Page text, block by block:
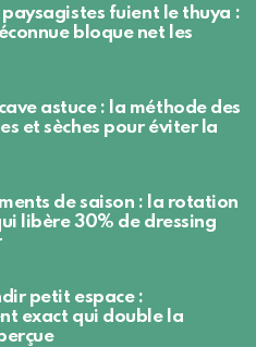
paysagistes fuient le thuya :
bloque net les
astuce : la méthode des
et sèches pour éviter la
de saison : la rotation
libère 30% de dressing
petit espace :
exact qui double la